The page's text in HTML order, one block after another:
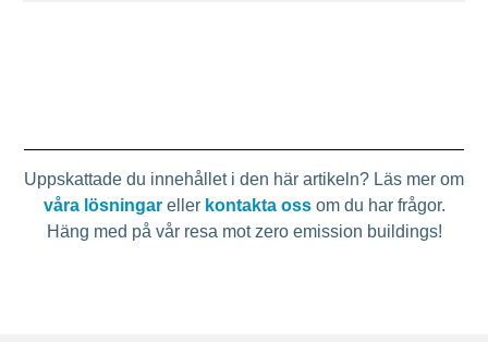
Uppskattade du innehållet i den här artikeln? Läs mer om
våra lösningareller kontakta oss om du har frågor.
Häng med på vår resa mot zero emission buildings!